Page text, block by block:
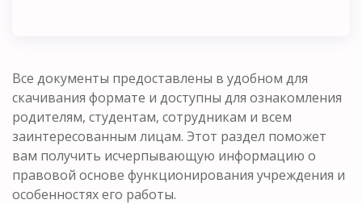
Все документы предоставлены в удобном для
скачивания формате и доступны для ознакомления
родителям, студентам, сотрудникам и всем
заинтересованным лицам. Этот раздел поможет
вам получить исчерпывающую информацию о
правовой основе функционирования учреждения и
особенностях его работы.